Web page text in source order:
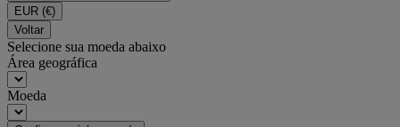
EUR (€)
Voltar
Selecione sua moeda abaixo
Área geográfica
Moeda